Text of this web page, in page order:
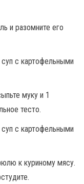
и разомните его
муку и 1
тесто.
к куриному мясу.